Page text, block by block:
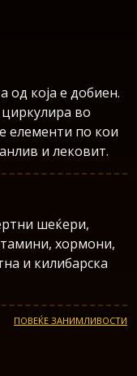
од која е добиен.
циркулира во
елементи по кои
и лековит.
шеќери,
хормони,
и килибарска
ПОВЕЌЕ ЗАНИМЛИВОСТИ